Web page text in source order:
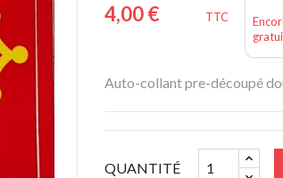
4,00 € TTC
Auto-collant pre-découpé
QUANTITÉ